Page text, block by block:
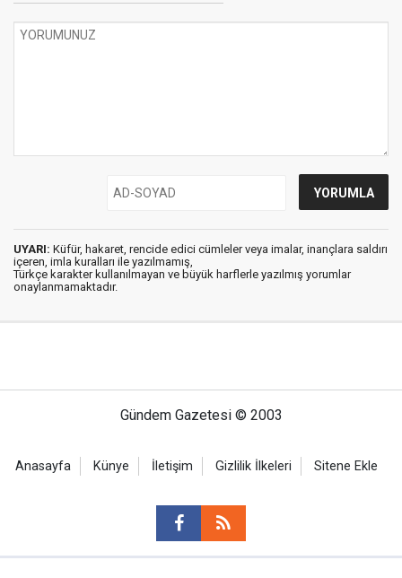
UYARI: Küfür, hakaret, rencide edici cümleler veya imalar, inançlara saldırı
içeren, imla kuralları ile yazılmamış,
Türkçe karakter kullanılmayan ve büyük harflerle yazılmış yorumlar
onaylanmamaktadır.
Gündem Gazetesi © 2003
Anasayfa Künye İletişim Gizlilik İlkeleri Sitene Ekle